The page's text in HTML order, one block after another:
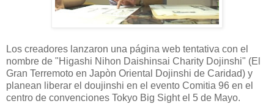
Los creadores lanzaron una página web tentativa con el
nombre de "Higashi Nihon Daishinsai Charity Dojinshi" (El
Gran Terremoto en Japòn Oriental Dojinshi de Caridad) y
planean liberar el doujinshi en el evento Comitia 96 en el
centro de convenciones Tokyo Big Sight el 5 de Mayo.